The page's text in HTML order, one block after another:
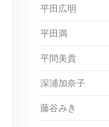
平田広明
平田満
平間美貴
深浦加奈子
藤谷みき